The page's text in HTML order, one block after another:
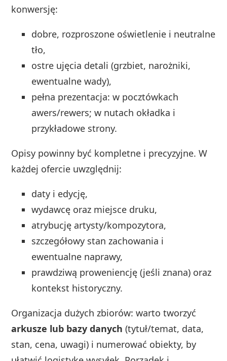
konwersję:
dobre, rozproszone oświetlenie i neutralne
tło,
ostre ujęcia detali (grzbiet, narożniki,
ewentualne wady),
pełna prezentacja: w pocztówkach
awers/rewers; w nutach okładka i
przykładowe strony.
Opisy powinny być kompletne i precyzyjne. W
każdej ofercie uwzględnij:
daty i edycję,
wydawcę oraz miejsce druku,
atrybucję artysty/kompozytora,
szczegółowy stan zachowania i
ewentualne naprawy,
prawdziwą proweniencję (jeśli znana) oraz
kontekst historyczny.
Organizacja dużych zbiorów: warto tworzyć
arkusze lub bazy danych (tytuł/temat, data,
stan, cena, uwagi) i numerować obiekty, by